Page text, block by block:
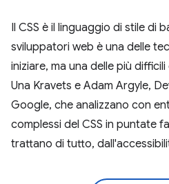
Il CSS è il linguaggio di stile di
sviluppatori web è una delle
iniziare, ma una delle più
Una Kravets e Adam Argyle,
Google, che analizzano con
complessi del CSS in puntate
trattano di tutto,